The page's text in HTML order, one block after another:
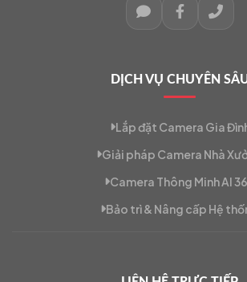
DỊCH VỤ CHUYÊN
Lắp đặt Camera Gia
Giải pháp Camera Nhà
Camera Thông Minh AI
Bảo trì & Nâng cấp Hệ